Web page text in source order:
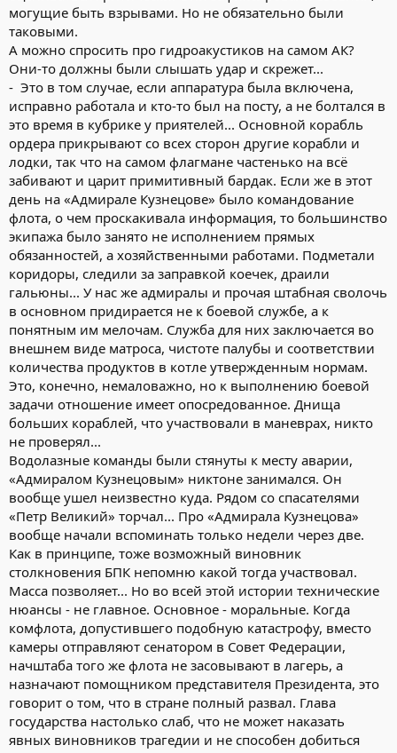
могущие быть взрывами. Но не обязательно были
таковыми.
А можно спросить про гидроакустиков на самом АК?
Они-то должны были слышать удар и скрежет...
- Это в том случае, если аппаратура была включена,
исправно работала и кто-то был на посту, а не болтался в
это время в кубрике у приятелей... Основной корабль
ордера прикрывают со всех сторон другие корабли и
лодки, так что на самом флагмане частенько на всё
забивают и царит примитивный бардак. Если же в этот
день на «Адмирале Кузнецове» было командование
флота, о чем проскакивала информация, то большинство
экипажа было занято не исполнением прямых
обязанностей, а хозяйственными работами. Подметали
коридоры, следили за заправкой коечек, драили
гальюны... У нас же адмиралы и прочая штабная сволочь
в основном придирается не к боевой службе, а к
понятным им мелочам. Служба для них заключается во
внешнем виде матроса, чистоте палубы и соответствии
количества продуктов в котле утвержденным нормам.
Это, конечно, немаловажно, но к выполнению боевой
задачи отношение имеет опосредованное. Днища
больших кораблей, что участвовали в маневрах, никто
не проверял...
Водолазные команды были стянуты к месту аварии,
«Адмиралом Кузнецовым» никтоне занимался. Он
вообще ушел неизвестно куда. Рядом со спасателями
«Петр Великий» торчал... Про «Адмирала Кузнецова»
вообще начали вспоминать только недели через две.
Как в принципе, тоже возможный виновник
столкновения БПК непомню какой тогда участвовал.
Масса позволяет... Но во всей этой истории технические
нюансы - не главное. Основное - моральные. Когда
комфлота, допустившего подобную катастрофу, вместо
камеры отправляют сенатором в Совет Федерации,
начштаба того же флота не засовывают в лагерь, а
назначают помощником представителя Президента, это
говорит о том, что в стране полный развал. Глава
государства настолько слаб, что не может наказать
явных виновников трагедии и не способен добиться